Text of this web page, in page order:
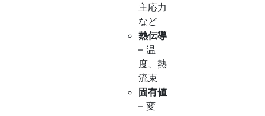
主応力
など
熱伝導
– 温
度、熱
流束
固有値
– 変